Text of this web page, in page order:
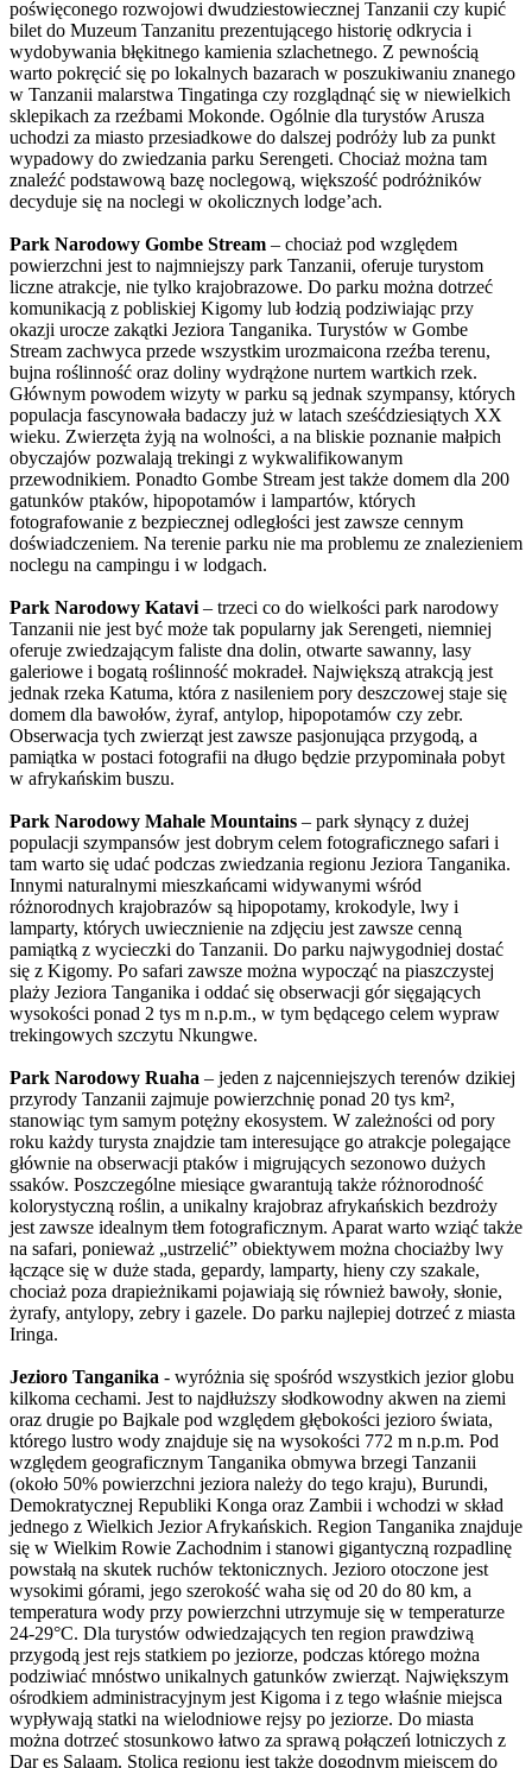
poświęconego rozwojowi dwudziestowiecznej Tanzanii czy kupić
bilet do Muzeum Tanzanitu prezentującego historię odkrycia i
wydobywania błękitnego kamienia szlachetnego. Z pewnością
warto pokręcić się po lokalnych bazarach w poszukiwaniu znanego
w Tanzanii malarstwa Tingatinga czy rozglądnąć się w niewielkich
sklepikach za rzeźbami Mokonde. Ogólnie dla turystów Arusza
uchodzi za miasto przesiadkowe do dalszej podróży lub za punkt
wypadowy do zwiedzania parku Serengeti. Chociaż można tam
znaleźć podstawową bazę noclegową, większość podróżników
decyduje się na noclegi w okolicznych lodge’ach.
Park Narodowy Gombe Stream – chociaż pod względem
powierzchni jest to najmniejszy park Tanzanii, oferuje turystom
liczne atrakcje, nie tylko krajobrazowe. Do parku można dotrzeć
komunikacją z pobliskiej Kigomy lub łodzią podziwiając przy
okazji urocze zakątki Jeziora Tanganika. Turystów w Gombe
Stream zachwyca przede wszystkim urozmaicona rzeźba terenu,
bujna roślinność oraz doliny wydrążone nurtem wartkich rzek.
Głównym powodem wizyty w parku są jednak szympansy, których
populacja fascynowała badaczy już w latach sześćdziesiątych XX
wieku. Zwierzęta żyją na wolności, a na bliskie poznanie małpich
obyczajów pozwalają trekingi z wykwalifikowanym
przewodnikiem. Ponadto Gombe Stream jest także domem dla 200
gatunków ptaków, hipopotamów i lampartów, których
fotografowanie z bezpiecznej odległości jest zawsze cennym
doświadczeniem. Na terenie parku nie ma problemu ze znalezieniem
noclegu na campingu i w lodgach.
Park Narodowy Katavi– trzeci co do wielkości park narodowy
Tanzanii nie jest być może tak popularny jak Serengeti, niemniej
oferuje zwiedzającym faliste dna dolin, otwarte sawanny, lasy
galeriowe i bogatą roślinność mokradeł. Największą atrakcją jest
jednak rzeka Katuma, która z nasileniem pory deszczowej staje się
domem dla bawołów, żyraf, antylop, hipopotamów czy zebr.
Obserwacja tych zwierząt jest zawsze pasjonująca przygodą, a
pamiątka w postaci fotografii na długo będzie przypominała pobyt
w afrykańskim buszu.
Park Narodowy Mahale Mountains – park słynący z dużej
populacji szympansów jest dobrym celem fotograficznego safari i
tam warto się udać podczas zwiedzania regionu Jeziora Tanganika.
Innymi naturalnymi mieszkańcami widywanymi wśród
różnorodnych krajobrazów są hipopotamy, krokodyle, lwy i
lamparty, których uwiecznienie na zdjęciu jest zawsze cenną
pamiątką z wycieczki do Tanzanii. Do parku najwygodniej dostać
się z Kigomy. Po safari zawsze można wypocząć na piaszczystej
plaży Jeziora Tanganika i oddać się obserwacji gór sięgających
wysokości ponad 2 tys m n.p.m., w tym będącego celem wypraw
trekingowych szczytu Nkungwe.
Park Narodowy Ruaha – jeden z najcenniejszych terenów dzikiej
przyrody Tanzanii zajmuje powierzchnię ponad 20 tys km²,
stanowiąc tym samym potężny ekosystem. W zależności od pory
roku każdy turysta znajdzie tam interesujące go atrakcje polegające
głównie na obserwacji ptaków i migrujących sezonowo dużych
ssaków. Poszczególne miesiące gwarantują także różnorodność
kolorystyczną roślin, a unikalny krajobraz afrykańskich bezdroży
jest zawsze idealnym tłem fotograficznym. Aparat warto wziąć także
na safari, ponieważ „ustrzelić” obiektywem można chociażby lwy
łączące się w duże stada, gepardy, lamparty, hieny czy szakale,
chociaż poza drapieżnikami pojawiają się również bawoły, słonie,
żyrafy, antylopy, zebry i gazele. Do parku najlepiej dotrzeć z miasta
Iringa.
Jezioro Tanganika - wyróżnia się spośród wszystkich jezior globu
kilkoma cechami. Jest to najdłuższy słodkowodny akwen na ziemi
oraz drugie po Bajkale pod względem głębokości jezioro świata,
którego lustro wody znajduje się na wysokości 772 m n.p.m. Pod
względem geograficznym Tanganika obmywa brzegi Tanzanii
(około 50% powierzchni jeziora należy do tego kraju), Burundi,
Demokratycznej Republiki Konga oraz Zambii i wchodzi w skład
jednego z Wielkich Jezior Afrykańskich. Region Tanganika znajduje
się w Wielkim Rowie Zachodnim i stanowi gigantyczną rozpadlinę
powstałą na skutek ruchów tektonicznych. Jezioro otoczone jest
wysokimi górami, jego szerokość waha się od 20 do 80 km, a
temperatura wody przy powierzchni utrzymuje się w temperaturze
24-29°C. Dla turystów odwiedzających ten region prawdziwą
przygodą jest rejs statkiem po jeziorze, podczas którego można
podziwiać mnóstwo unikalnych gatunków zwierząt. Największym
ośrodkiem administracyjnym jest Kigoma i z tego właśnie miejsca
wypływają statki na wielodniowe rejsy po jeziorze. Do miasta
można dotrzeć stosunkowo łatwo za sprawą połączeń lotniczych z
Dar es Salaam. Stolica regionu jest także dogodnym miejscem do